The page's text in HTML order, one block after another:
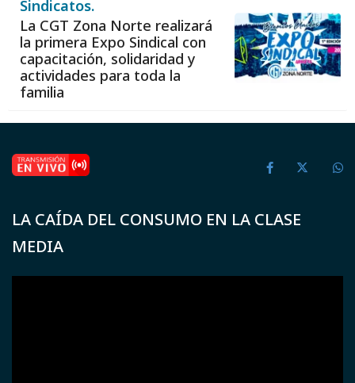
Sindicatos.
La CGT Zona Norte realizará
la primera Expo Sindical con
capacitación, solidaridad y
actividades para toda la
familia
LA CAÍDA DEL CONSUMO EN LA CLASE
MEDIA